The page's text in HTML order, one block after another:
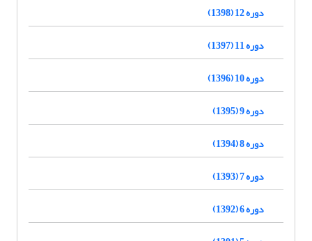
دوره 12 (1398)
دوره 11 (1397)
دوره 10 (1396)
دوره 9 (1395)
دوره 8 (1394)
دوره 7 (1393)
دوره 6 (1392)